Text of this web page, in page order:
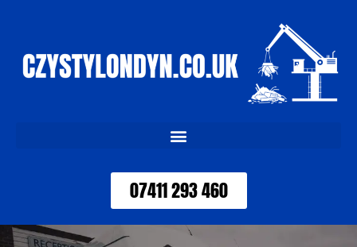
07411 293 460